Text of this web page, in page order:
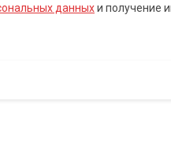
данныхи получение